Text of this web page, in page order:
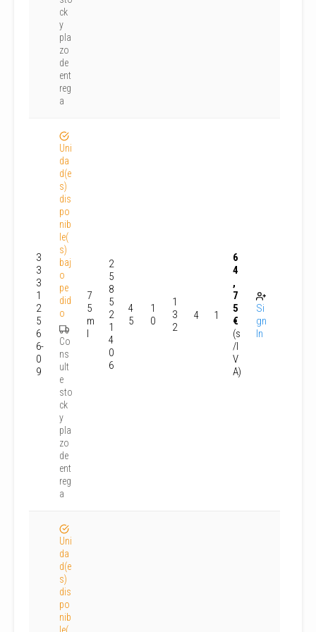
ck
y
pla
zo
de
ent
reg
a
3
3
3
1
2
5
6
6-
0
9
Uni
da
d(e
s)
dis
po
nib
le(
s)
baj
o
pe
did
o
Co
ns
ult
e
sto
ck
y
pla
zo
de
ent
reg
a
7
5
m
l
2
5
8
5
2
1
4
0
6
4
5
1
0
1
3
2
4 1
6
4
,
7
5
€
(s
/I
V
A)
Si
gn
In
Uni
da
d(e
s)
dis
po
nib